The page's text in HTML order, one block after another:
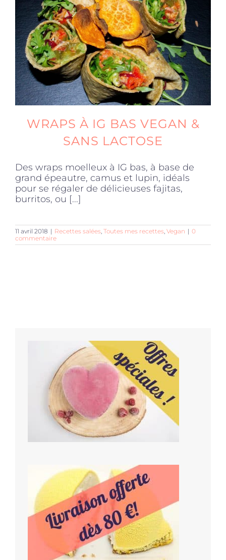
Produits sains
Click and collect
Traiteur
Cours
Accessoires
Offres
WRAPS À IG BAS VEGAN &
SANS LACTOSE
Des wraps moelleux à IG bas, à base de
grand épeautre, camus et lupin, idéals
pour se régaler de délicieuses fajitas,
burritos, ou [...]
11 avril 2018 | Recettes salées Toutes mes recettes Vegan | 0
commentaire